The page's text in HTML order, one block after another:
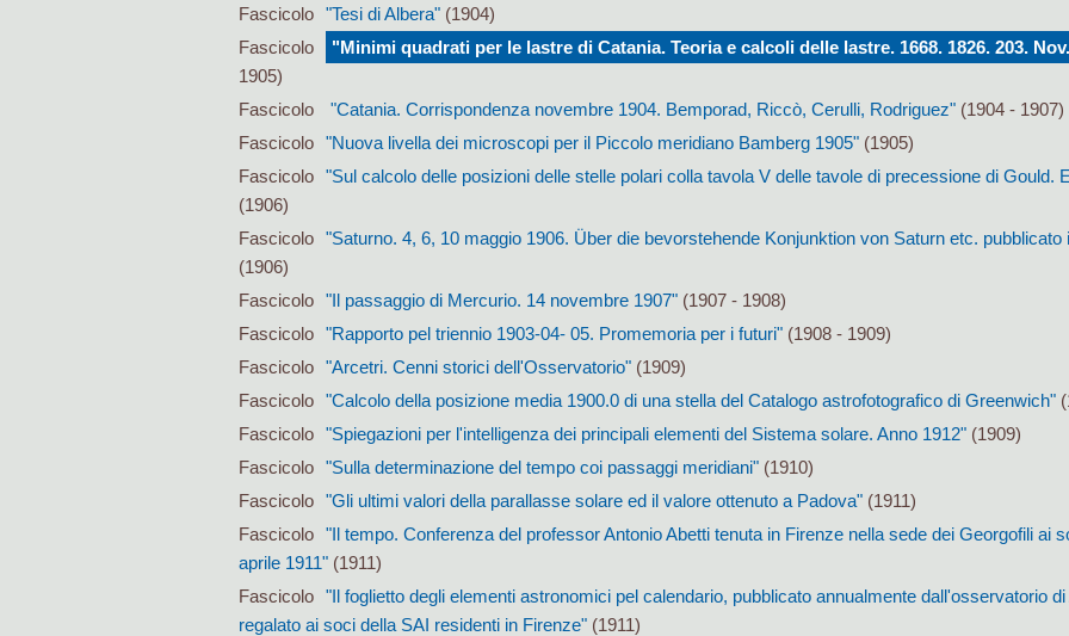
Fascicolo
"Tesi di Albera"(1904)
Fascicolo
"Minimi quadrati per le lastre di Catania. Teoria e calcoli delle lastre. 1668. 1826. 203.
1905)
Fascicolo
"Catania. Corrispondenza novembre 1904. Bemporad, Riccò, Cerulli, Rodriguez"(1904 - 1907)
Fascicolo
"Nuova livella dei microscopi per il Piccolo meridiano Bamberg 1905"(1905)
Fascicolo
"Sul calcolo delle posizioni delle stelle polari colla tavola V delle tavole di precessione di Gould.
(1906)
Fascicolo
"Saturno. 4, 6, 10 maggio 1906. Über die bevorstehende Konjunktion von Saturn etc. pubblicato
(1906)
Fascicolo
"Il passaggio di Mercurio. 14 novembre 1907"(1907 - 1908)
Fascicolo
"Rapporto pel triennio 1903-04- 05. Promemoria per i futuri"(1908 - 1909)
Fascicolo
"Arcetri. Cenni storici dell'Osservatorio"(1909)
Fascicolo
"Calcolo della posizione media 1900.0 di una stella del Catalogo astrofotografico di Greenwich"
Fascicolo
"Spiegazioni per l'intelligenza dei principali elementi del Sistema solare. Anno 1912"(1909)
Fascicolo
"Sulla determinazione del tempo coi passaggi meridiani"(1910)
Fascicolo
"Gli ultimi valori della parallasse solare ed il valore ottenuto a Padova"(1911)
Fascicolo
"Il tempo. Conferenza del professor Antonio Abetti tenuta in Firenze nella sede dei Georgofili ai
aprile 1911"(1911)
Fascicolo
"Il foglietto degli elementi astronomici pel calendario, pubblicato annualmente dall'osservatorio
regalato ai soci della SAI residenti in Firenze"(1911)